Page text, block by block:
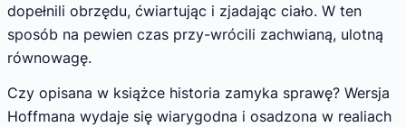
dopełnili obrzędu, ćwiartując i zjadając ciało. W ten
sposób na pewien czas przy-wrócili zachwianą, ulotną
równowagę.
Czy opisana w książce historia zamyka sprawę? Wersja
Hoffmana wydaje się wiarygodna i osadzona w realiach